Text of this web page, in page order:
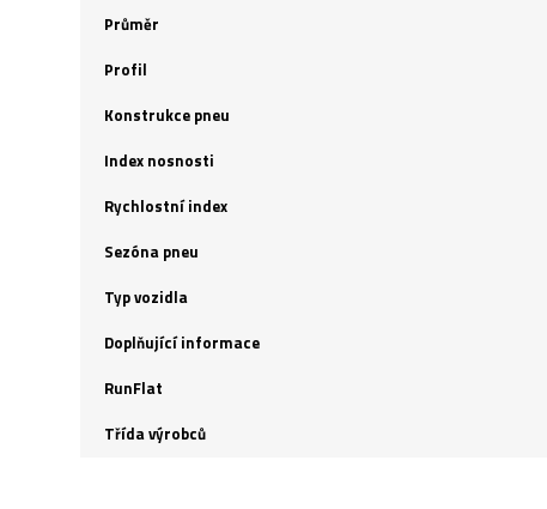
Průměr
Profil
Konstrukce pneu
Index nosnosti
Rychlostní index
Sezóna pneu
Typ vozidla
Doplňující informace
RunFlat
Třída výrobců